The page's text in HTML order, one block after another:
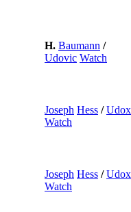
H. Baumann /
Udovic Watch
Joseph Hess /Udox
Watch
Joseph Hess /Udox
Watch